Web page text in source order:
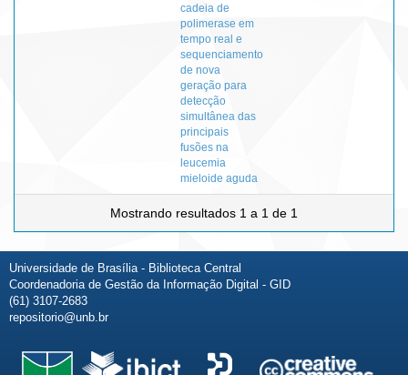
cadeia de
polimerase em
tempo real e
sequenciamento
de nova
geração para
detecção
simultânea das
principais
fusões na
leucemia
mieloide aguda
Mostrando resultados 1 a 1 de 1
Universidade de Brasília - Biblioteca Central
Coordenadoria de Gestão da Informação Digital - GID
(61) 3107-2683
repositorio@unb.br